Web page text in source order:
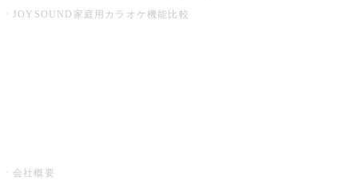
JOYSOUND家庭用カラオケ機能比較
会社概要